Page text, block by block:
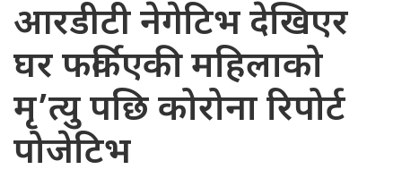
आरडीटी नेगेटिभ देखिएर
घर फर्किएकी महिलाको
मृ’त्यु पछि कोरोना रिपोर्ट
पोजेटिभ